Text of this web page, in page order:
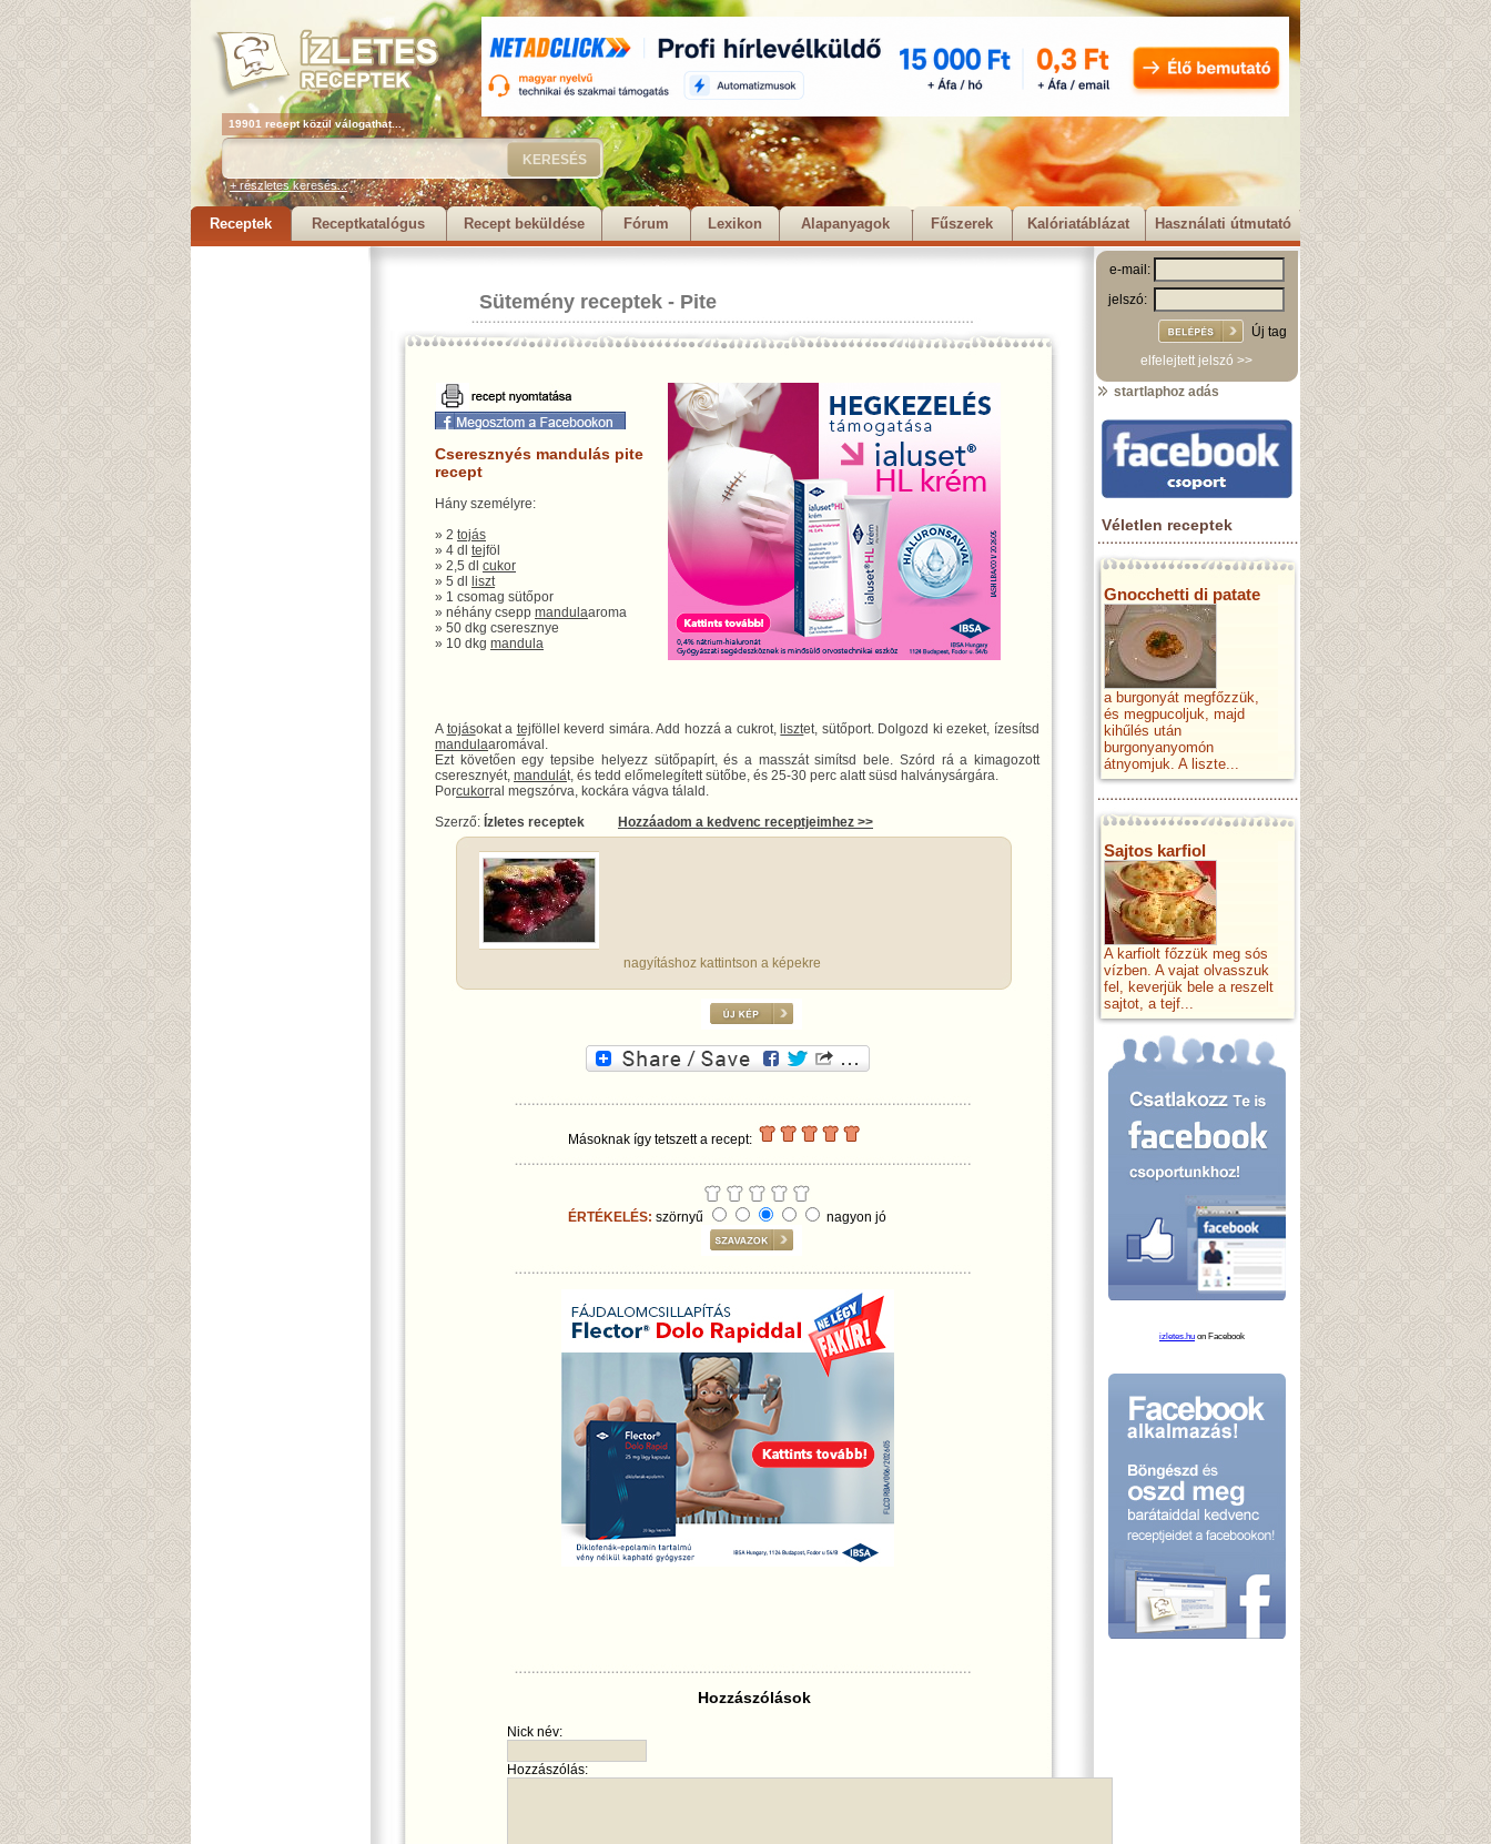
19901 recept közül válogathat...
+ részletes keresés...
Receptek Receptkatalógus Recept beküldése Fórum Lexikon Alapanyagok Fűszerek Kalóriatáblázat Használati útmutató
Sütemény receptek - Pite
Cseresznyés mandulás pite
recept
Hány személyre:
» 2 tojás
» 4 dl tejföl
» 2,5 dl cukor
» 5 dl
liszt
» 1 csomag sütőpor
» néhány csepp mandulaaroma
» 50 dkg cseresznye
» 10 dkg mandula
A tojásokat a tejföllel keverd simára. Add hozzá a cukrot, lisztet, sütőport. Dolgozd ki ezeket, ízesítsd
mandulaaromával.
Ezt követően egy tepsibe helyezz sütőpapírt, és a masszát simítsd bele. Szórd rá a kimagozott
cseresznyét, mandulát, és tedd előmelegített sütőbe, és 25-30 perc alatt süsd halványsárgára.
Porcukorral megszórva, kockára vágva tálald.
Szerző: Ízletes receptek Hozzáadom a kedvenc receptjeimhez >>
nagyításhoz kattintson a képekre
Másoknak így tetszett a recept:
ÉRTÉKELÉS: szörnyű nagyon jó
Hozzászólások
Nick név:
Hozzászólás:
e-mail:
jelszó:
Új tag
elfelejtett jelszó >>
startlaphoz adás
Véletlen receptek
Gnocchetti di patate
a burgonyát megfőzzük,
és megpucoljuk, majd
kihűlés után
burgonyanyomón
átnyomjuk. A liszte...
Sajtos karfiol
A karfiolt főzzük meg sós
vízben. A vajat olvasszuk
fel, keverjük bele a reszelt
sajtot, a tejf...
izletes.hu on Facebook